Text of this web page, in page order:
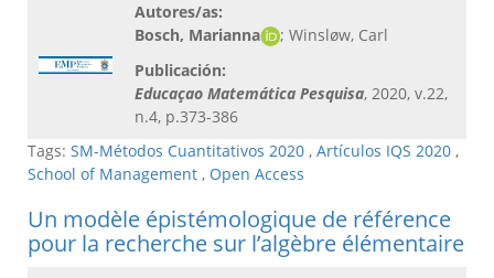
Autores/as:
Bosch, Marianna
; Winsløw, Carl
Publicación:
Educaçao Matemática Pesquisa, 2020, v.22,
n.4, p.373-386
Tags: SM-Métodos Cuantitativos 2020 , Artículos IQS 2020 ,
School of Management , Open Access
Un modèle épistémologique de référence
pour la recherche sur l’algèbre élémentaire